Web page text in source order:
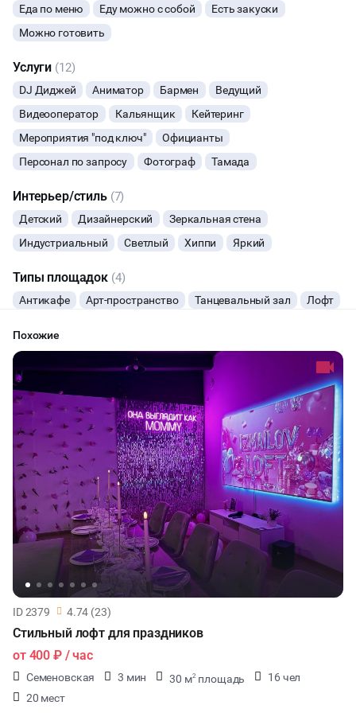
Еда по меню Еду можно с собой
Есть закуски
Можно готовить
Услуги (12)
DJ Диджей Аниматор Бармен
Ведущий
Видеооператор
Кальянщик
Кейтеринг
Мероприятия "под ключ"
Официанты
Персонал по запросу
Фотограф Тамада
Интерьер/стиль (7)
Детский Дизайнерский
Зеркальная стена
Индустриальный
Светлый Хиппи Яркий
Типы площадок (4)
Антикафе Арт-пространство Танцевальный зал Лофт
НОВЫЙ ГОД
МАСТЕР-КЛАСС
СЕМИНАРЫ
ТАНЦЫ
КАСТИНГИ
НАСТОЛЬНЫЕ ИГРЫ
КУЛИНАРНЫЙ МАСТЕР-КЛАСС
ФУРШЕТЫ
КОНФЕРЕНЦИИ
ХАКАТОНЫ
ДЕГУСТАЦИИ
ЧАЕПИТИЕ
Похожие
ID 2379 4.74 (23)
Стильный лофт для праздников
от 400 ₽/ час
Семеновская 3 мин 30 м2 площадь
16 чел
20 мест